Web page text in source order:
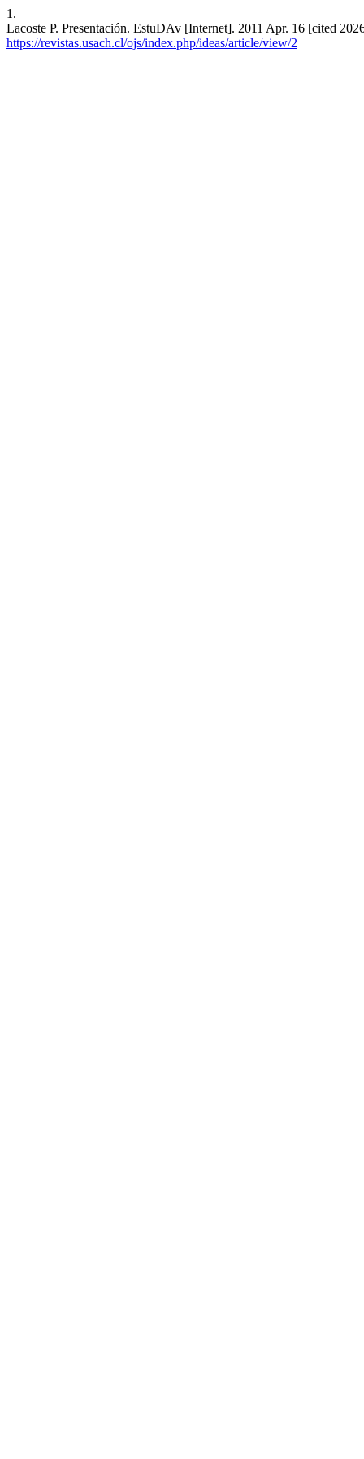
1.
Lacoste P. Presentación. EstuDAv [Internet]. 2011 Apr. 16 [cited
https://revistas.usach.cl/ojs/index.php/ideas/article/view/2